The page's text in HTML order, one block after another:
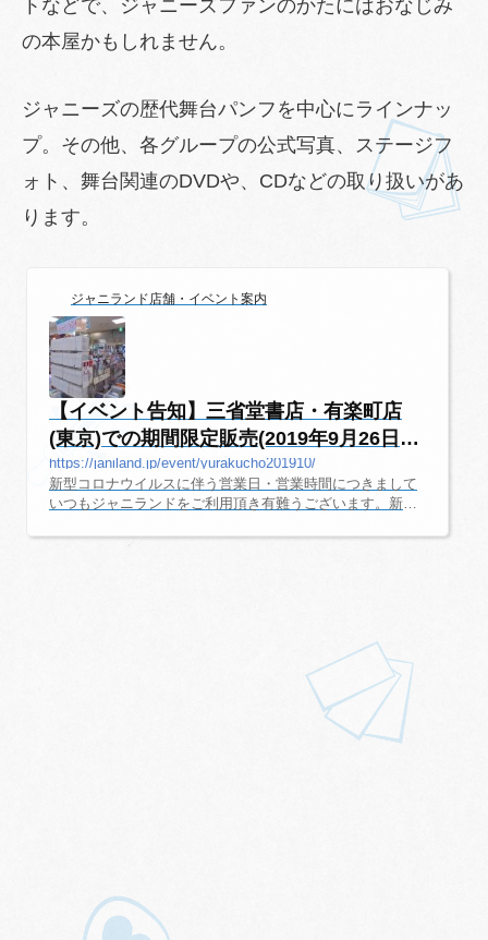
トなどで、ジャニーズファンのかたにはおなじみ
の本屋かもしれません。
ジャニーズの歴代舞台パンフを中心にラインナッ
プ。その他、各グループの公式写真、ステージフ
ォト、舞台関連のDVDや、CDなどの取り扱いがあ
ります。
ジャニランド店舗・イベント案内
【イベント告知】三省堂書店・有楽町店
(東京)での期間限定販売(2019年9月26日～
終...
https://janiland.jp/event/yurakucho201910/
新型コロナウイルスに伴う営業日・営業時間につきまして
いつもジャニランドをご利用頂き有難うございます。新型
時間等が変則的となります。 詳細につきましては「三省堂